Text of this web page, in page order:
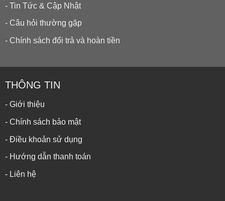
- Tin Tức & Cập Nhật
- Câu hỏi thường gặp
- Chính sách đổi trả và hoàn tiền
THÔNG TIN
- Giới thiệu
- Chính sách bảo mật
- Điều khoản sử dụng
- Hướng dẫn thanh toán
- Liên hệ